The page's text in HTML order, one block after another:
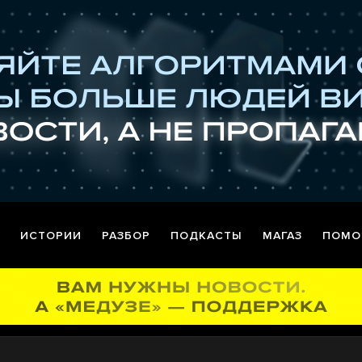
ИСТОРИИ РАЗБОР ПОДКАСТЫ МАГАЗ